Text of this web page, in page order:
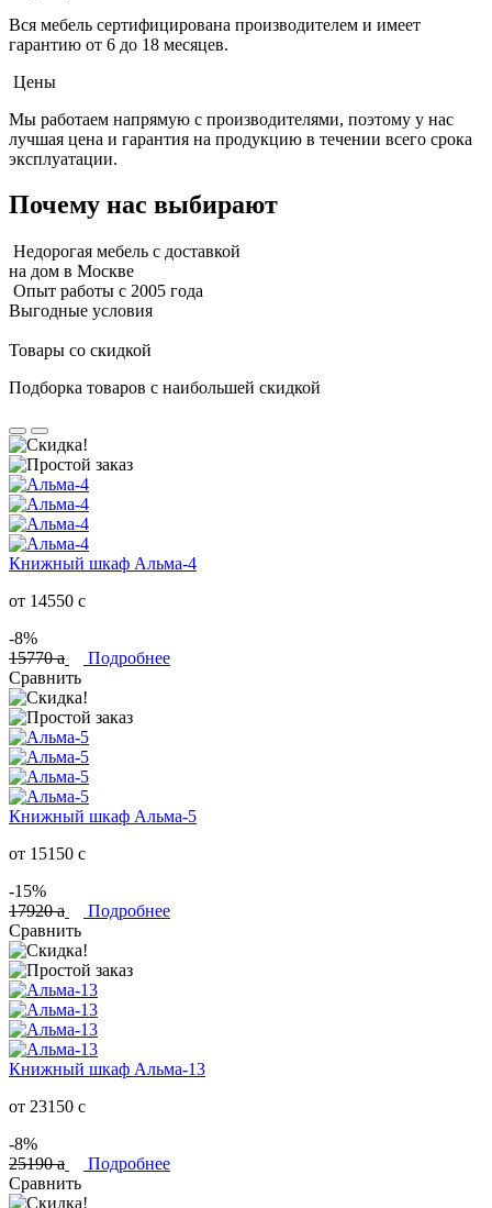
Вся мебель сертифицирована производителем и имеет
гарантию от 6 до 18 месяцев.
Цены
Мы работаем напрямую с производителями, поэтому у нас
лучшая цена и гарантия на продукцию в течении всего срока
эксплуатации.
Почему нас выбирают
Недорогая мебель с доставкой
на дом в Москве
Опыт работы с 2005 года
Выгодные условия
Товары со скидкой
Подборка товаров с наибольшей скидкой
Книжный шкаф Альма-4
от 14550 c
-8%
15770a
Подробнее
Сравнить
Книжный шкаф Альма-5
от 15150 c
-15%
17920a
Подробнее
Сравнить
Книжный шкаф Альма-13
от 23150 c
-8%
25190a
Подробнее
Сравнить